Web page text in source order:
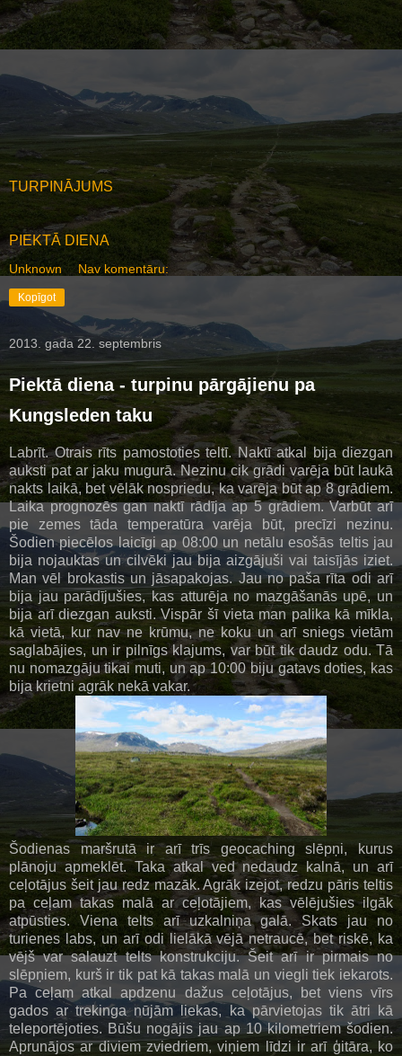
TURPINĀJUMS
PIEKTĀ DIENA
Unknown Nav komentāru:
Kopīgot
2013. gada 22. septembris
Piektā diena - turpinu pārgājienu pa
Kungsleden taku
Labrīt. Otrais rīts pamostoties teltī. Naktī atkal bija diezgan
auksti pat ar jaku mugurā. Nezinu cik grādi varēja būt laukā
nakts laikā, bet vēlāk nospriedu, ka varēja būt ap 8 grādiem.
Laika prognozēs gan naktī rādīja ap 5 grādiem. Varbūt arī
pie zemes tāda temperatūra varēja būt, precīzi nezinu.
Šodien piecēlos laicīgi ap 08:00 un netālu esošās teltis jau
bija nojauktas un cilvēki jau bija aizgājuši vai taisījās iziet.
Man vēl brokastis un jāsapakojas. Jau no paša rīta odi arī
bija jau parādījušies, kas atturēja no mazgāšanās upē, un
bija arī diezgan auksti. Vispār šī vieta man palika kā mīkla,
kā vietā, kur nav ne krūmu, ne koku un arī sniegs vietām
saglabājies, un ir pilnīgs klajums, var būt tik daudz odu. Tā
nu nomazgāju tikai muti, un ap 10:00 biju gatavs doties, kas
bija krietni agrāk nekā vakar.
Šodienas maršrutā ir arī trīs geocaching slēpņi, kurus
plānoju apmeklēt. Taka atkal ved nedaudz kalnā, un arī
ceļotājus šeit jau redz mazāk. Agrāk izejot, redzu pāris teltis
pa ceļam takas malā ar ceļotājiem, kas vēlējušies ilgāk
atpūsties. Viena telts arī uzkalniņa galā. Skats jau no
turienes labs, un arī odi lielākā vējā netraucē, bet riskē, ka
vējš var salauzt telts konstrukciju. Šeit arī ir pirmais no
slēpņiem, kurš ir tik pat kā takas malā un viegli tiek iekarots.
Pa ceļam atkal apdzenu dažus ceļotājus, bet viens vīrs
gados ar trekinga nūjām liekas, ka pārvietojas tik ātri kā
teleportējoties. Būšu nogājis jau ap 10 kilometriem šodien.
Aprunājos ar diviem zviedriem, viņiem līdzi ir arī ģitāra, ko